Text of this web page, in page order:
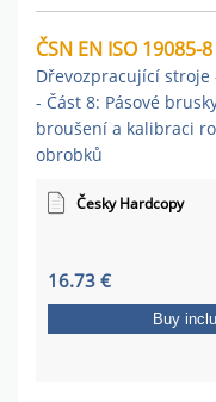
ČSN EN ISO 19085-8
Dřevozpracující stroje
- Část 8: Pásové
broušení a kalibraci
obrobků
Česky Hardcopy
16.73 €
Buy